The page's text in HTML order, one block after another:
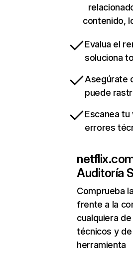
contenido,
Evalua el
soluciona
Asegúrate
puede
Escanea
errores
Auditoría
Comprueba
frente a la
cualquiera
técnicos y
herramienta